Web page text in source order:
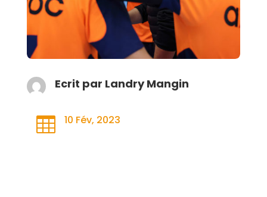
Ecrit par Landry Mangin
 10 Fév, 2023